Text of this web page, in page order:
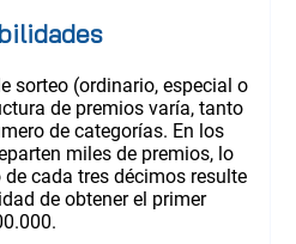
sorteo (ordinario, especial o
de premios varía, tanto
de categorías. En los
miles de premios, lo
cada tres décimos resulte
de obtener el primer